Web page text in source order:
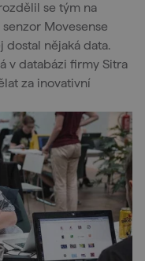
se tým na
Movesense
dostal nějaká data.
v databázi firmy Sitra
za inovativní